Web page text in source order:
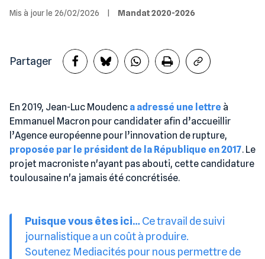
Mis à jour le 26/02/2026 Mandat 2020-2026
Partager
En 2019, Jean-Luc Moudenc a adressé une lettre à
Emmanuel Macron pour candidater afin d’accueillir
l’Agence européenne pour l’innovation de rupture,
proposée par le président de la République en 2017. Le
projet macroniste n'ayant pas abouti, cette candidature
toulousaine n'a jamais été concrétisée.
Puisque vous êtes ici…Ce travail de suivi
journalistique a un coût à produire.
Soutenez Mediacités pour nous permettre de